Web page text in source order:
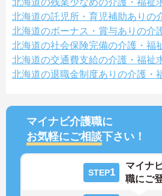
北海道の託児所・育児補助ありの
北海道のボーナス・賞与ありの介
北海道の社会保険完備の介護・福
北海道の交通費支給の介護・福祉
北海道の退職金制度ありの介護・
マイナビ介護職に
お気軽にご相談下さい！
STEP1
マイナ
職にご